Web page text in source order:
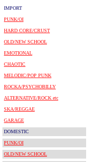
IMPORT
PUNK/OI
HARD CORE/CRUST
OLD/NEW SCHOOL
EMOTIONAL
CHAOTIC
MELODIC/POP PUNK
ROCKA/PSYCHOBILLY
ALTERNATIVE/ROCK etc
SKA/REGGAE
GARAGE
DOMESTIC
PUNK/OI
OLD/NEW SCHOOL